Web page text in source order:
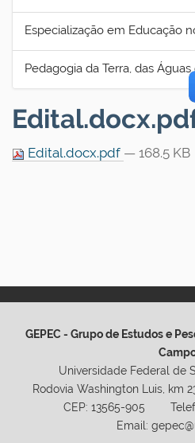
Especialização em Educação
Pedagogia da Terra, das
Edital.docx.pdf — 168.5 KB
GEPEC - Grupo de Estudos e
Universidade Federal de
Rodovia Washington Luis, km
CEP: 13565-905
Email: